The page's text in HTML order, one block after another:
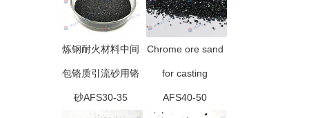
炼钢耐火材料中间
包铬质引流砂用铬
砂AFS30-35
Chrome ore sand
for casting
AFS40-50